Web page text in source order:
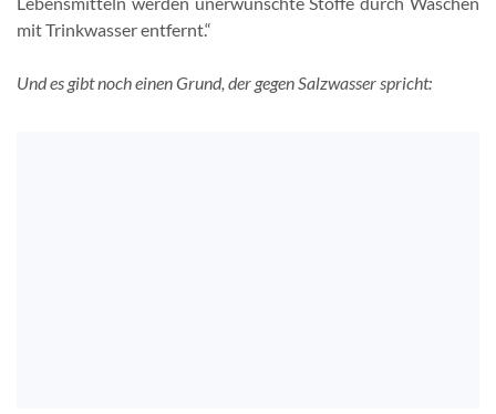
mit Trinkwasser entfernt.“
Und es gibt noch einen Grund, der gegen Salzwasser spricht: